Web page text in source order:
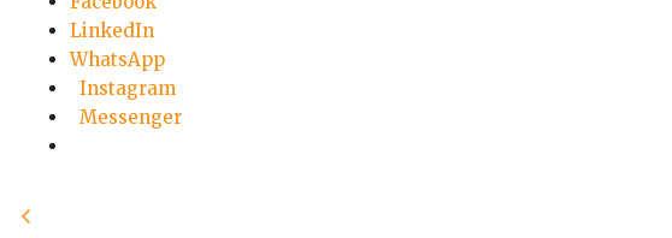
LinkedIn
WhatsApp
Instagram
Messenger